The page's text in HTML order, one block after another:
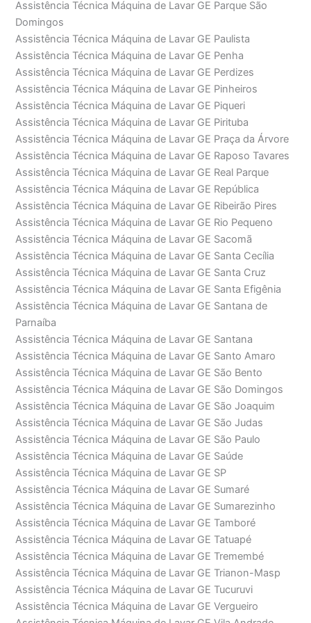
Assistência Técnica Máquina de Lavar GE Parque São
Domingos
Assistência Técnica Máquina de Lavar GE Paulista
Assistência Técnica Máquina de Lavar GE Penha
Assistência Técnica Máquina de Lavar GE Perdizes
Assistência Técnica Máquina de Lavar GE Pinheiros
Assistência Técnica Máquina de Lavar GE Piqueri
Assistência Técnica Máquina de Lavar GE Pirituba
Assistência Técnica Máquina de Lavar GE Praça da Árvore
Assistência Técnica Máquina de Lavar GE Raposo Tavares
Assistência Técnica Máquina de Lavar GE Real Parque
Assistência Técnica Máquina de Lavar GE República
Assistência Técnica Máquina de Lavar GE Ribeirão Pires
Assistência Técnica Máquina de Lavar GE Rio Pequeno
Assistência Técnica Máquina de Lavar GE Sacomã
Assistência Técnica Máquina de Lavar GE Santa Cecília
Assistência Técnica Máquina de Lavar GE Santa Cruz
Assistência Técnica Máquina de Lavar GE Santa Efigênia
Assistência Técnica Máquina de Lavar GE Santana de
Parnaíba
Assistência Técnica Máquina de Lavar GE Santana
Assistência Técnica Máquina de Lavar GE Santo Amaro
Assistência Técnica Máquina de Lavar GE São Bento
Assistência Técnica Máquina de Lavar GE São Domingos
Assistência Técnica Máquina de Lavar GE São Joaquim
Assistência Técnica Máquina de Lavar GE São Judas
Assistência Técnica Máquina de Lavar GE São Paulo
Assistência Técnica Máquina de Lavar GE Saúde
Assistência Técnica Máquina de Lavar GE SP
Assistência Técnica Máquina de Lavar GE Sumaré
Assistência Técnica Máquina de Lavar GE Sumarezinho
Assistência Técnica Máquina de Lavar GE Tamboré
Assistência Técnica Máquina de Lavar GE Tatuapé
Assistência Técnica Máquina de Lavar GE Tremembé
Assistência Técnica Máquina de Lavar GE Trianon-Masp
Assistência Técnica Máquina de Lavar GE Tucuruvi
Assistência Técnica Máquina de Lavar GE Vergueiro